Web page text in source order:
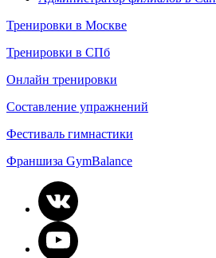
Тренировки в Москве
Тренировки в СПб
Онлайн тренировки
Составление упражнений
Фестиваль гимнастики
Франшиза GymBalance